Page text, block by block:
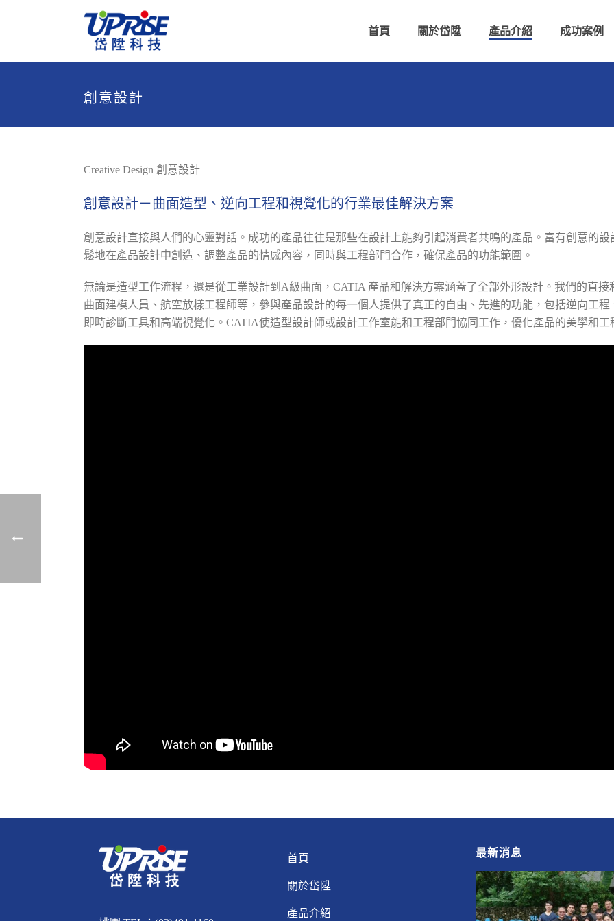
首頁 關於岱陞 產品介紹 成功案例
創意設計
Creative Design 創意設計
創意設計－曲面造型、逆向工程和視覺化的行業最佳解決方案
創意設計直接與人們的心靈對話。成功的產品往往是那些在設計上能夠引起消費者共鳴的產品。富有創意的
鬆地在產品設計中創造、調整產品的情感內容，同時與工程部門合作，確保產品的功能範圍。
無論是造型工作流程，還是從工業設計到A級曲面，CATIA 產品和解決方案涵蓋了全部外形設計。我們的直
曲面建模人員、航空放樣工程師等，參與產品設計的每一個人提供了真正的自由、先進的功能，包括逆向工
即時診斷工具和高端視覺化。CATIA使造型設計師或設計工作室能和工程部門協同工作，優化產品的美學和工
首頁
關於岱陞
產品介紹
最新消息